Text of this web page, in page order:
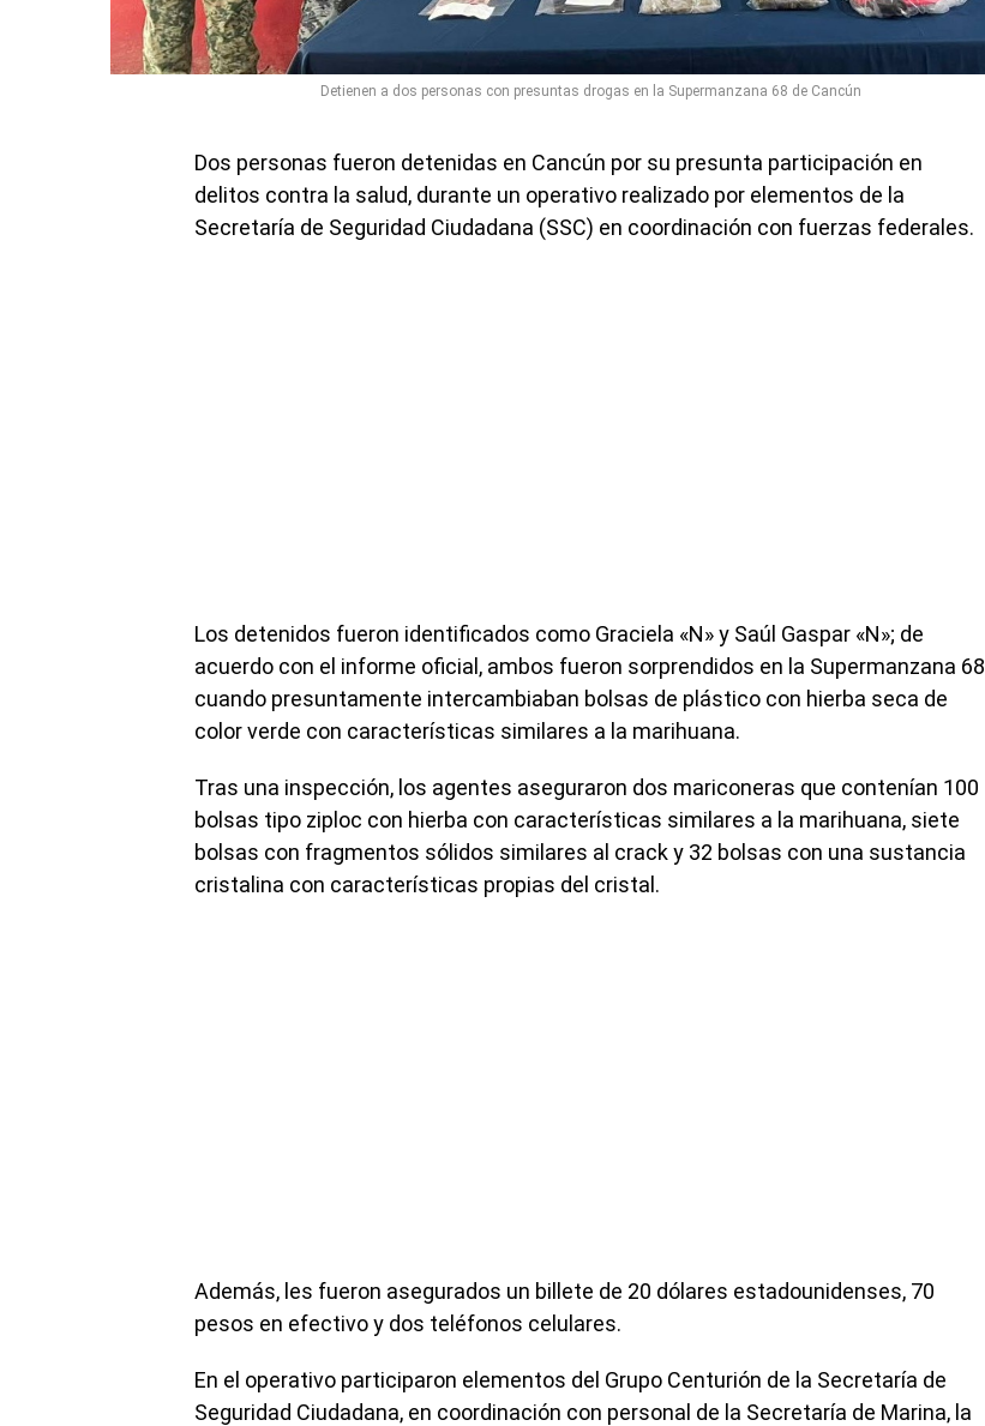
Detienen a dos personas con presuntas drogas en la Supermanzana 68 de Cancún
Dos personas fueron detenidas en Cancún por su presunta participación en
delitos contra la salud, durante un operativo realizado por elementos de la
Secretaría de Seguridad Ciudadana (SSC) en coordinación con fuerzas federales.
Los detenidos fueron identificados como Graciela «N» y Saúl Gaspar «N»; de
acuerdo con el informe oficial, ambos fueron sorprendidos en la Supermanzana 68
cuando presuntamente intercambiaban bolsas de plástico con hierba seca de
color verde con características similares a la marihuana.
Tras una inspección, los agentes aseguraron dos mariconeras que contenían 100
bolsas tipo ziploc con hierba con características similares a la marihuana, siete
bolsas con fragmentos sólidos similares al crack y 32 bolsas con una sustancia
cristalina con características propias del cristal.
Además, les fueron asegurados un billete de 20 dólares estadounidenses, 70
pesos en efectivo y dos teléfonos celulares.
En el operativo participaron elementos del Grupo Centurión de la Secretaría de
Seguridad Ciudadana, en coordinación con personal de la Secretaría de Marina, la